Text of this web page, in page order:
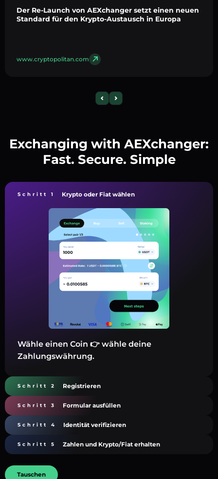
Der Re-Launch von AEXchanger setzt einen neuen
Standard für den Krypto-Austausch in Europa
www.cryptopolitan.com
Exchanging with AEXchanger:
Fast. Secure. Simple
Schritt 1 Krypto oder Fiat wählen
Wähle einen Coin 👉 wähle deine
Zahlungswährung.
Schritt 2 Registrieren
Schritt 3 Formular ausfüllen
Schritt 4 Identität verifizieren
Schritt 5 Zahlen und Krypto/Fiat erhalten
Tauschen